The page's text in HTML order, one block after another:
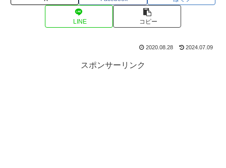
LINE コピー
2020.08.28 2024.07.09
スポンサーリンク